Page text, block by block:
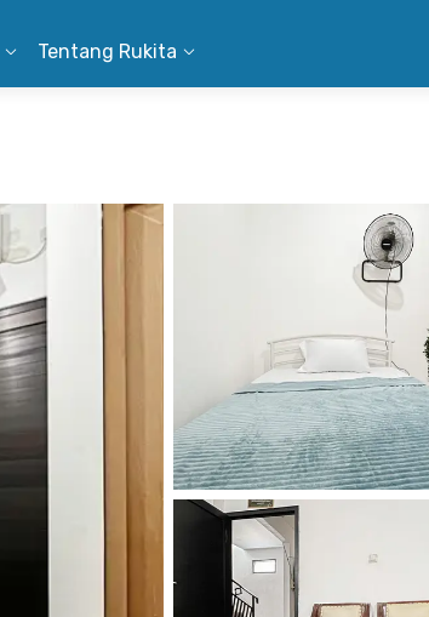
Tentang Rukita